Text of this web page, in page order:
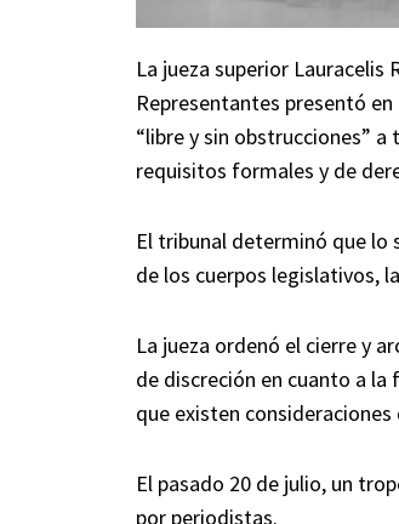
La jueza superior
Representantes presentó
“libre y sin obstrucciones”
requisitos formales y de
El tribunal determinó que
de los cuerpos legislativos,
La jueza ordenó el cierre y
de discreción en cuanto a
que existen consideraciones
El pasado 20 de julio, un
por periodistas.